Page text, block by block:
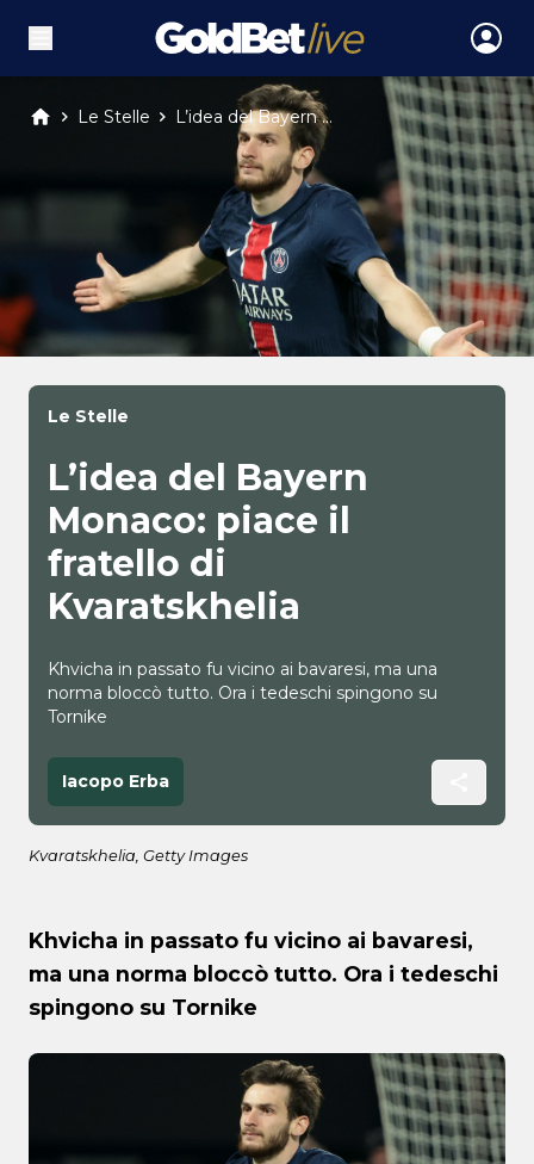
Le Stelle L’idea del Bayern ...
Le Stelle
L’idea del Bayern
Monaco: piace il
fratello di
Kvaratskhelia
Khvicha in passato fu vicino ai bavaresi, ma una
norma bloccò tutto. Ora i tedeschi spingono su
Tornike
Iacopo Erba
Kvaratskhelia, Getty Images
Khvicha in passato fu vicino ai bavaresi,
ma una norma bloccò tutto. Ora i tedeschi
spingono su Tornike